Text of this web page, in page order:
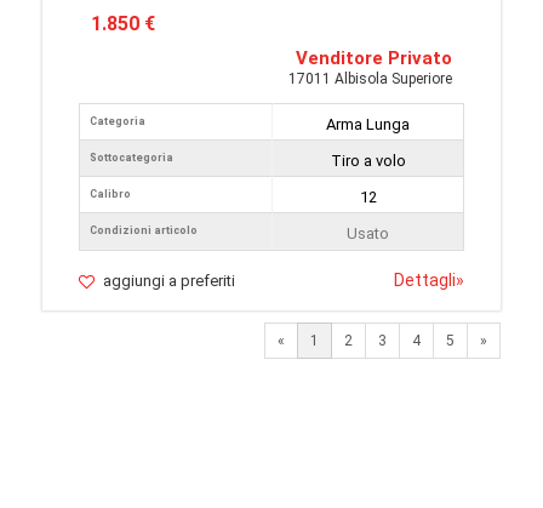
1.850 €
Venditore Privato
17011 Albisola Superiore
Categoria
Sottocategoria
Calibro
Condizioni articolo
Arma Lunga
Tiro a volo
12
Usato
aggiungi a preferiti Dettagli»
« 1 2 3 4 5 »